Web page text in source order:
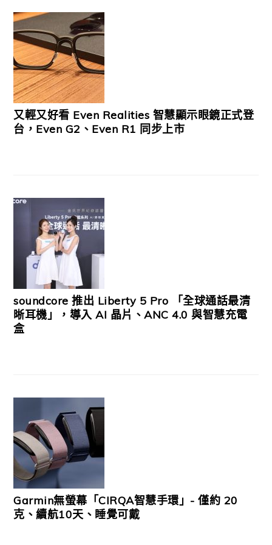
又輕又好看 Even Realities 智慧顯示眼鏡正式登
台，Even G2、Even R1 同步上市
soundcore 推出 Liberty 5 Pro 「全球通話最清
晰耳機」，導入 AI 晶片、ANC 4.0 與智慧充電
盒
Garmin無螢幕「CIRQA智慧手環」- 僅約 20
克、續航10天、睡覺可戴